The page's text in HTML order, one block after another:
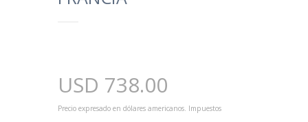
USD 738.00
Precio expresado en dólares americanos. Impuestos